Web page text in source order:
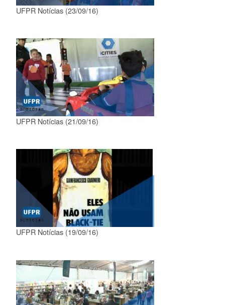
UFPR Notícias (23/09/16)
UFPR Notícias (21/09/16)
UFPR Notícias (19/09/16)